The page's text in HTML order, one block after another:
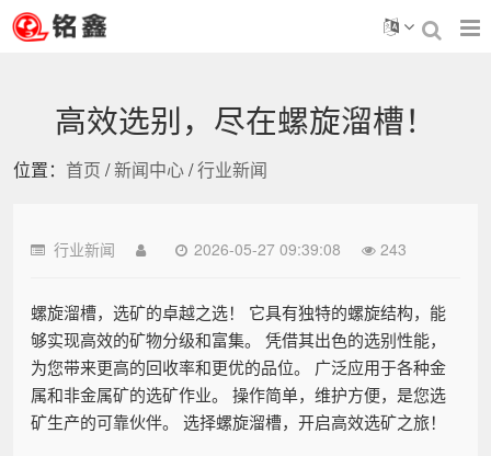
高效选别，尽在螺旋溜槽！
位置： 首页 /新闻中心/行业新闻
行业新闻 2026-05-27 09:39:08 243
螺旋溜槽，选矿的卓越之选！ 它具有独特的螺旋结构，能
够实现高效的矿物分级和富集。 凭借其出色的选别性能，
为您带来更高的回收率和更优的品位。 广泛应用于各种金
属和非金属矿的选矿作业。 操作简单，维护方便，是您选
矿生产的可靠伙伴。 选择螺旋溜槽，开启高效选矿之旅！